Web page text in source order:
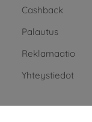
Cashback
Palautus
Reklamaatio
Yhteystiedot